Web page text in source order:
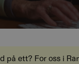
ett? For oss i